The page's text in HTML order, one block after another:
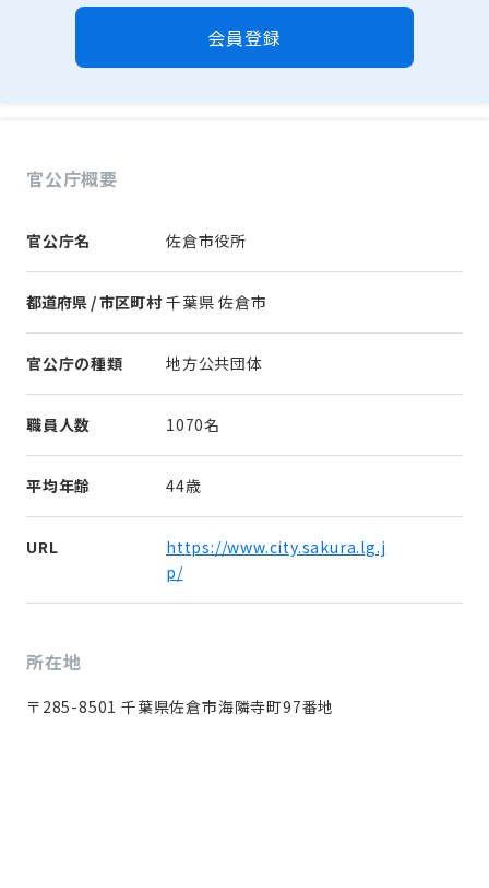
会員登録
官公庁概要
官公庁名 佐倉市役所
都道府県 / 市区町村 千葉県 佐倉市
官公庁の種類 地方公共団体
職員人数 1070名
平均年齢 44歳
URL
https://www.city.sakura.lg.j
p/
所在地
〒285-8501 千葉県佐倉市海隣寺町97番地